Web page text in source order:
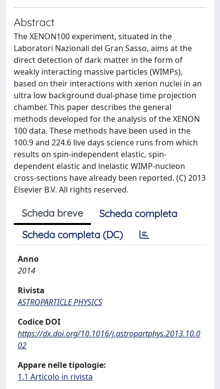
Abstract
The XENON100 experiment, situated in the
Laboratori Nazionali del Gran Sasso, aims at the
direct detection of dark matter in the form of
weakly interacting massive particles (WIMPs),
based on their interactions with xenon nuclei in an
ultra low background dual-phase time projection
chamber. This paper describes the general
methods developed for the analysis of the XENON
100 data. These methods have been used in the
100.9 and 224.6 live days science runs from which
results on spin-independent elastic, spin-
dependent elastic and inelastic WIMP-nucleon
cross-sections have already been reported. (C) 2013
Elsevier B.V. All rights reserved.
Scheda breve
Scheda completa
Scheda completa (DC)
Anno
2014
Rivista
ASTROPARTICLE PHYSICS
Codice DOI
https://dx.doi.org/10.1016/j.astropartphys.2013.10.0
02
Appare nelle tipologie:
1.1 Articolo in rivista